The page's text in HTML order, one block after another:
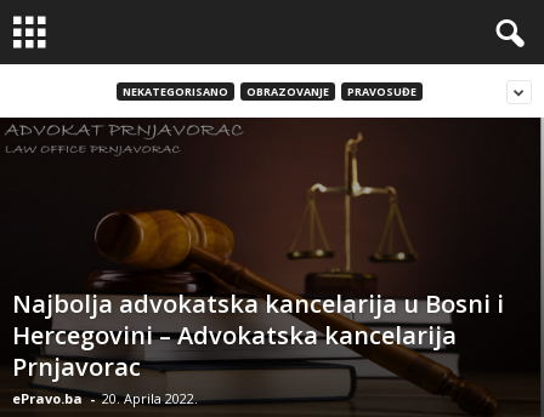
NEKATEGORISANO OBRAZOVANJE PRAVOSUĐE
Najbolja advokatska kancelarija u Bosni i
Hercegovini – Advokatska kancelarija
Prnjavorac
ePravo.ba - 20. Aprila 2022.